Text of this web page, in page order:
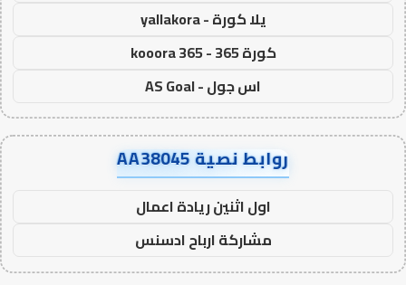
يلا كورة - yallakora
كورة 365 - kooora 365
اس جول - AS Goal
روابط نصية AA38045
اول اثنين ريادة اعمال
مشاركة ارباح ادسنس